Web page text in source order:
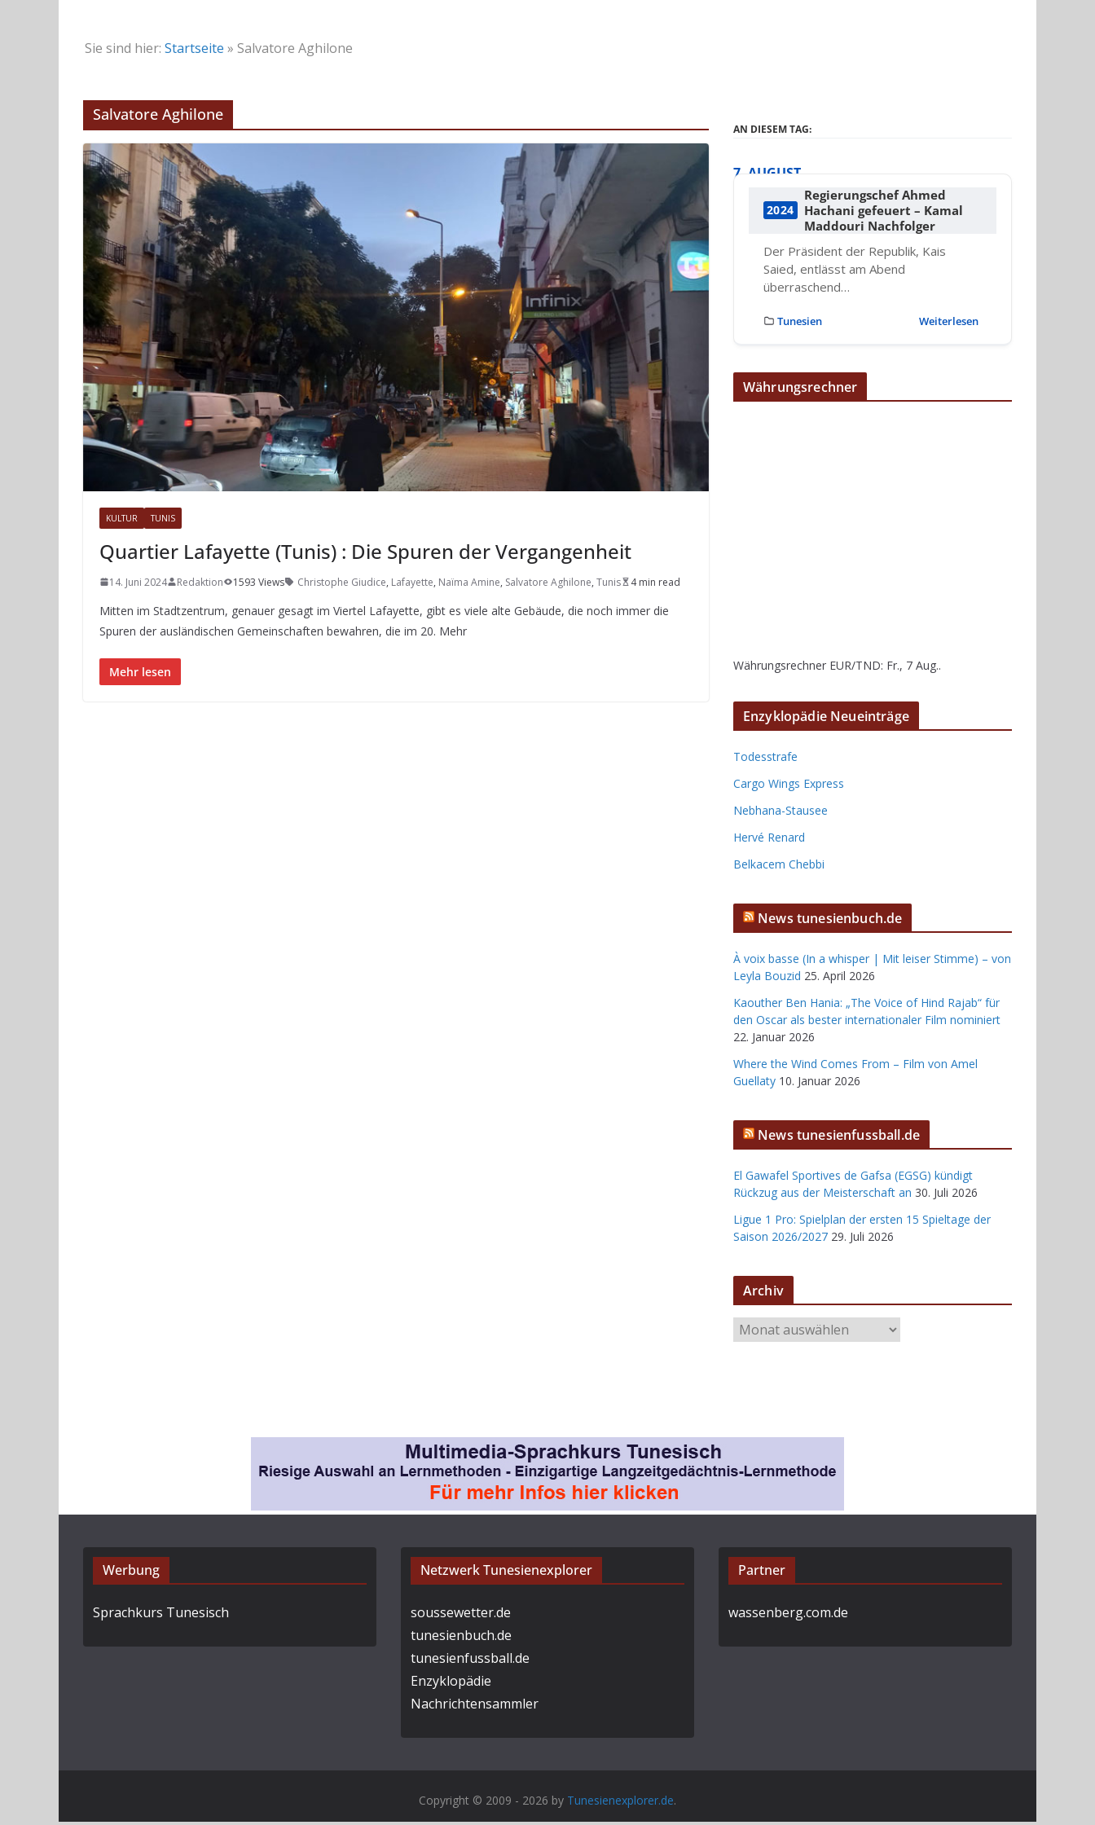
Sie sind hier: Startseite » Salvatore Aghilone
Salvatore Aghilone
KULTUR TUNIS
Quartier Lafayette (Tunis) : Die Spuren der Vergangenheit
14. Juni 2024 Redaktion 1593 Views Christophe Giudice, Lafayette, Naïma Amine, Salvatore Aghilone, Tunis 4 min read
Mitten im Stadtzentrum, genauer gesagt im Viertel Lafayette, gibt es viele alte Gebäude, die noch immer die
Spuren der ausländischen Gemeinschaften bewahren, die im 20. Mehr
Mehr lesen
AN DIESEM TAG:
7. AUGUST
2024
Regierungschef Ahmed
Hachani gefeuert – Kamal
Maddouri Nachfolger
Der Präsident der Republik, Kais
Saied, entlässt am Abend
überraschend…
Tunesien Weiterlesen
Währungsrechner
Währungsrechner EUR/TND: Fr., 7 Aug..
Enzyklopädie Neueinträge
Todesstrafe
Cargo Wings Express
Nebhana-Stausee
Hervé Renard
Belkacem Chebbi
News tunesienbuch.de
À voix basse (In a whisper | Mit leiser Stimme) – von
Leyla Bouzid 25. April 2026
Kaouther Ben Hania: „The Voice of Hind Rajab“ für
den Oscar als bester internationaler Film nominiert
22. Januar 2026
Where the Wind Comes From – Film von Amel
Guellaty 10. Januar 2026
News tunesienfussball.de
El Gawafel Sportives de Gafsa (EGSG) kündigt
Rückzug aus der Meisterschaft an 30. Juli 2026
Ligue 1 Pro: Spielplan der ersten 15 Spieltage der
Saison 2026/2027 29. Juli 2026
Archiv
r
Werbung
Sprachkurs Tunesisch
Netzwerk Tunesienexplorer
soussewetter.de
tunesienbuch.de
tunesienfussball.de
Enzyklopädie
Nachrichtensammler
Partner
wassenberg.com.de
Copyright © 2009 - 2026 by Tunesienexplorer.de.